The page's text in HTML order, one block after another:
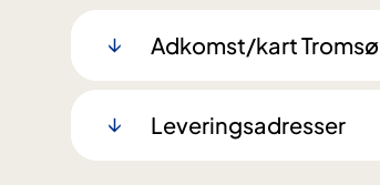
Adkomst/kart Tromsø
Leveringsadresser